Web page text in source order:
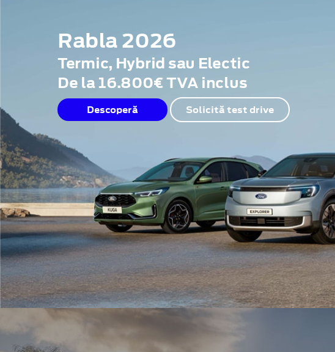
Rabla 2026
Termic, Hybrid sau Electic
De la 16.800€ TVA inclus
Descoperă Solicită test drive